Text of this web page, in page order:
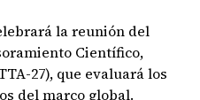
la reunión del
Científico,
27), que evaluará los
del marco global.